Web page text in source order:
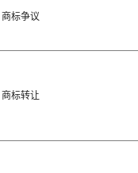
商标争议
商标转让